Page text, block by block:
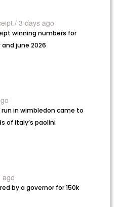
/ 3 days ago
winning numbers for
june 2026
run in wimbledon came to
of italy’s paolini
ago
by a governor for 150k